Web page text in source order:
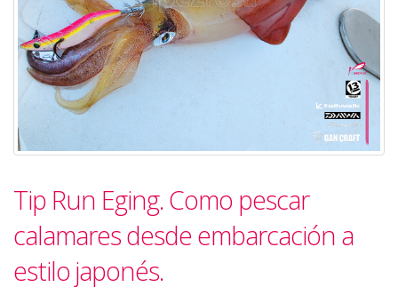
Tip Run Eging. Como pescar
calamares desde embarcación a
estilo japonés.